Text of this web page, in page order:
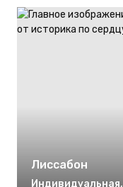
Лиссабон
Индивидуальная,